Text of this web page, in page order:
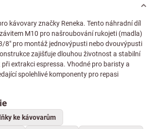
kávovary značky Reneka. Tento náhradní díl
M10 pro našroubování rukojeti (madla)
8" pro montáž jednovýpusti nebo dvouvýpusti
zajišťuje dlouhou životnost a stabilní
extrakci espressa. Vhodné pro baristy a
spolehlivé komponenty pro repasi
ke kávovarům